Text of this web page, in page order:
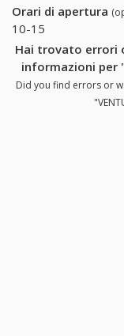
Orari di apertura
10-15
Hai trovato errori
informazioni per
Did you find errors or